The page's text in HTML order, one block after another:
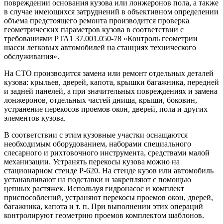
повреждении основания кузова или лонжеронов пола, а также
в случае имеющихся затруднений в объективном определении
объема предстоящего ремонта производится проверка
геометрических параметров кузова в соответствии с
требованиями РТА1 37.001.050-78 «Контроль геометрии
шасси легковых автомобилей на станциях технического
обслуживания».
На СТО производится замена или ремонт отдельных деталей
кузова: крыльев, дверей, капота, крышки багажника, передней
и задней панелей, а при значительных повреждениях и замена
лонжеронов, отдельных частей днища, крыши, боковин,
устранение перекосов проемов окон, дверей, пола и других
элементов кузова.
В соответствии с этим кузовные участки оснащаются
необходимым оборудованием, наборами специального
слесарного и рихтовочного инструмента, средствами малой
механизации. Устранять перекосы кузова можно на
стационарном стенде Р-620. На стенде кузов или автомобиль
устанавливают на подставки и закрепляют с помощью
цепных растяжек. Используя гидронасос и комплект
приспособлений, устраняют перекосы проемов окон, дверей,
багажника, капота и т. п. При выполнении этих операций
контролируют геометрию проемов комплектом шаблонов.